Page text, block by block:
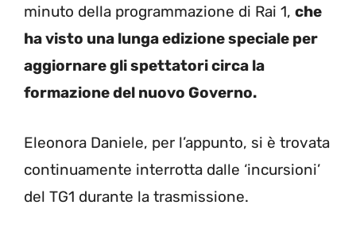
minuto della programmazione di Rai 1, che
ha visto una lunga edizione speciale per
aggiornare gli spettatori circa la
formazione del nuovo Governo.
Eleonora Daniele, per l’appunto, si è trovata
continuamente interrotta dalle ‘incursioni’
del TG1 durante la trasmissione.